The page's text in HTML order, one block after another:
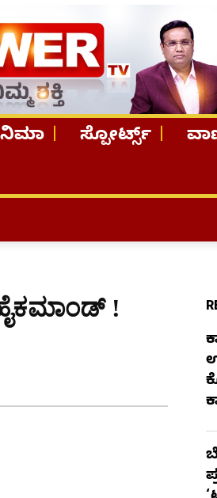
ಸ್ಪೋರ್ಟ್ಸ್
!